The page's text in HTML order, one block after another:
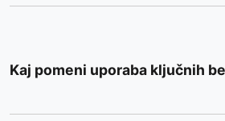
Kaj pomeni uporaba ključnih